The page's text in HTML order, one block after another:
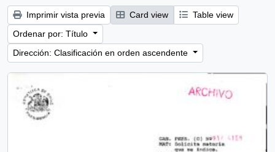
Imprimir vista previa Card view
Table view
Ordenar por: Título
Dirección: Clasificación en orden ascendente